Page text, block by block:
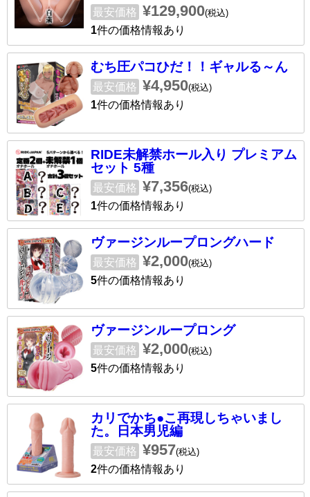
最安価格 ¥129,900(税込)
1件の価格情報あり
むち圧パコひだ！！ギャルる～ん
最安価格 ¥4,950(税込)
1件の価格情報あり
RIDE未解禁ホール入り プレミアム
セット 5種
最安価格 ¥7,356(税込)
1件の価格情報あり
ヴァージンループロングハード
最安価格 ¥2,000(税込)
5件の価格情報あり
ヴァージンループロング
最安価格 ¥2,000(税込)
5件の価格情報あり
カリでかち●こ再現しちゃいまし
た。日本男児編
最安価格 ¥957(税込)
2件の価格情報あり